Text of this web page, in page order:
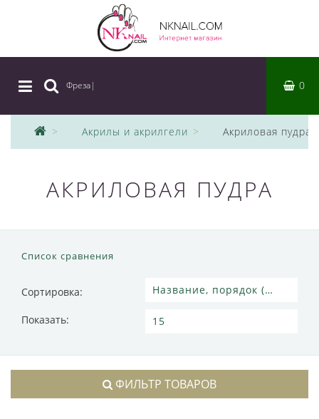
Фреза| 0
Акрилы и акрилгели Акриловая пудра
АКРИЛОВАЯ ПУДРА
Список сравнения
Сортировка:
Показать:
ФИЛЬТР ТОВАРОВ